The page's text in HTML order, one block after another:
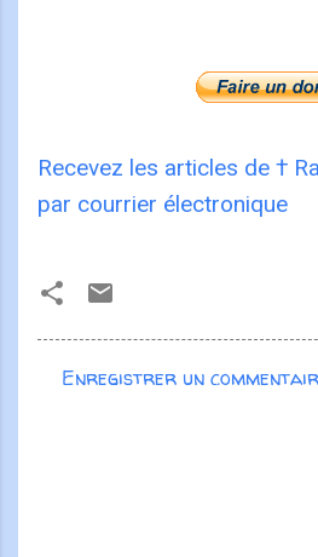
Recevez les articles de †
par courrier électronique
C
Enregistrer un